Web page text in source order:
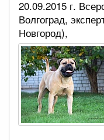
20.09.2015 г.
Волгоград,
Новгород),